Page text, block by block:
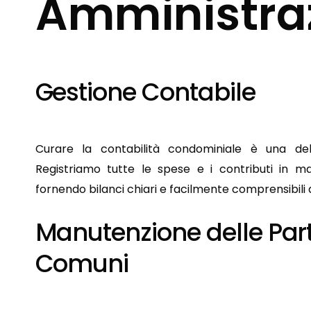
GestioneContabile
Curare la contabilità condominiale è una
Registriamo tutte le spese e i contributi in
fornendo bilanci chiari e facilmente comprensibili
Manutenzionedelle
Comuni